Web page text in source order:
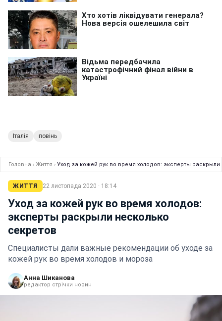
Італія повінь
Головна › Життя › Уход за кожей рук во время холодов: эксперты раскрыли
ЖИТТЯ 22 листопада 2020 · 18:14
Уход за кожей рук во время холодов:
эксперты раскрыли несколько
секретов
Специалисты дали важные рекомендации об уходе за
кожей рук во время холодов и мороза
Анна Шиканова
редактор стрічки новин